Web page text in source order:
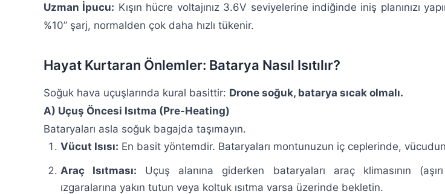
Uzman İpucu: Kışın hücre voltajınız 3.6V seviyelerine indiğinde iniş planınızı
%10” şarj, normalden çok daha hızlı tükenir.
Hayat Kurtaran Önlemler: Batarya Nasıl Isıtılır?
Soğuk hava uçuşlarında kural basittir: Drone soğuk, batarya sıcak olmalı.
A) Uçuş Öncesi Isıtma (Pre-Heating)
Bataryaları asla soğuk bagajda taşımayın.
Vücut Isısı: En basit yöntemdir. Bataryaları montunuzun iç ceplerinde,
Araç Isıtması: Uçuş alanına giderken bataryaları araç klimasının
ızgaralarına yakın tutun veya koltuk ısıtma varsa üzerinde bekletin.